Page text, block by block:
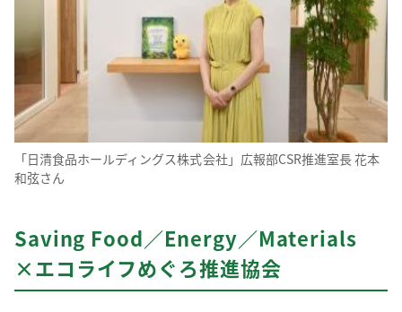
「日清食品ホールディングス株式会社」広報部CSR推進室長 花本
和弦さん
Saving Food／Energy／Materials
×エコライフめぐろ推進協会